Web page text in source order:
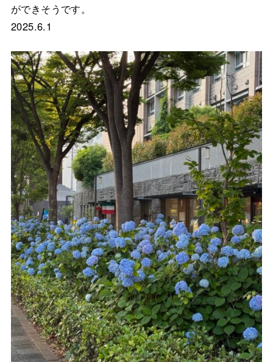
ができそうです。
2025.6.1